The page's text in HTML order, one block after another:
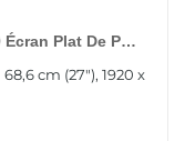
Plat De PC
cm (27"), 1920 x